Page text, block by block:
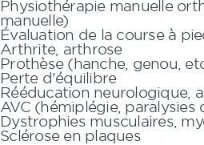
Physiothérapie manuelle
manuelle)
Évaluation de la course à
Arthrite, arthrose
Prothèse (hanche, genou,
Perte d'équilibre
Rééducation neurologique,
AVC (hémiplégie, paralysies
Dystrophies musculaires,
Sclérose en plaques